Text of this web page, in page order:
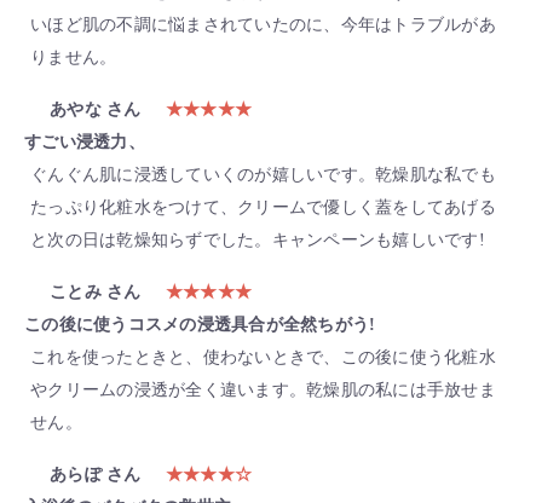
いほど肌の不調に悩まされていたのに、今年はトラブルがあ
りません。
あやな さん
★★★★★
すごい浸透力、
ぐんぐん肌に浸透していくのが嬉しいです。乾燥肌な私でも
たっぷり化粧水をつけて、クリームで優しく蓋をしてあげる
と次の日は乾燥知らずでした。キャンペーンも嬉しいです!
ことみ さん
★★★★★
この後に使うコスメの浸透具合が全然ちがう!
これを使ったときと、使わないときで、この後に使う化粧水
やクリームの浸透が全く違います。乾燥肌の私には手放せま
せん。
あらぽ さん
★★★★☆